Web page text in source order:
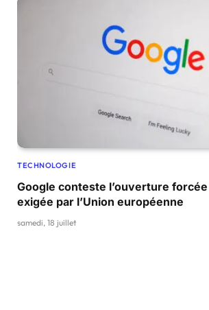
TECHNOLOGIE
Google conteste l’ouverture forcée
exigée par l’Union européenne
samedi, 18 juillet